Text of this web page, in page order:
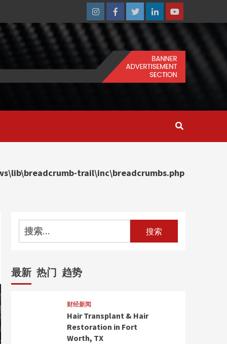
InstagramFacebookTwitterLinkedinYoutube
trail\inc\breadcrumbs.php
搜
索：
最新 热门 趋势
财经新闻
Hair Transplant & Hair
Restoration in Fort
Worth, TX